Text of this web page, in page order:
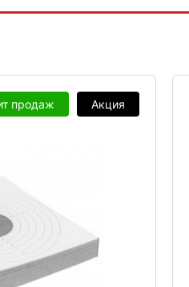
продаж Акция